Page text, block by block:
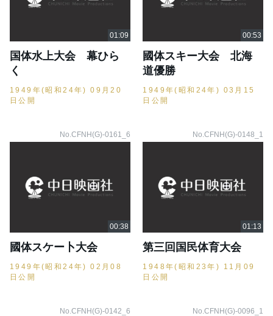
国体水上大会 幕ひら
く
1949年(昭和24年) 09月20
日公開
國体スキー大会 北海
道優勝
1949年(昭和24年) 03月15
日公開
No.CFNH(G)-0161_6
國体スケー卜大会
1949年(昭和24年) 02月08
日公開
No.CFNH(G)-0148_1
第三回国民体育大会
1948年(昭和23年) 11月09
日公開
No.CFNH(G)-0142_6 No.CFNH(G)-0096_1